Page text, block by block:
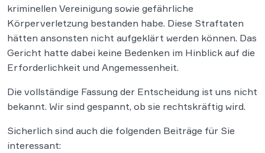
kriminellen Vereinigung sowie gefährliche
Körperverletzung bestanden habe. Diese Straftaten
hätten ansonsten nicht aufgeklärt werden können. Das
Gericht hatte dabei keine Bedenken im Hinblick auf die
Erforderlichkeit und Angemessenheit.
Die vollständige Fassung der Entscheidung ist uns nicht
bekannt. Wir sind gespannt, ob sie rechtskräftig wird.
Sicherlich sind auch die folgenden Beiträge für Sie
interessant: